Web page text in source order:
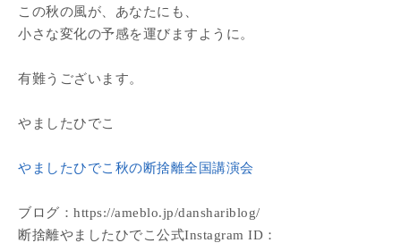
この秋の風が、あなたにも、
小さな変化の予感を運びますように。
有難うございます。
やましたひでこ
やましたひでこ秋の断捨離全国講演会
ブログ：https://ameblo.jp/danshariblog/
断捨離やましたひでこ公式Instagram ID：